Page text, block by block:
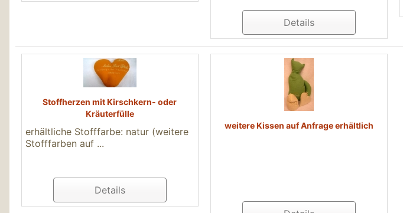
Details
Stoffherzen mit Kirschkern- oder
Kräuterfülle
erhältliche Stofffarbe: natur (weitere
Stofffarben auf ...
Details
weitere Kissen auf Anfrage erhältlich